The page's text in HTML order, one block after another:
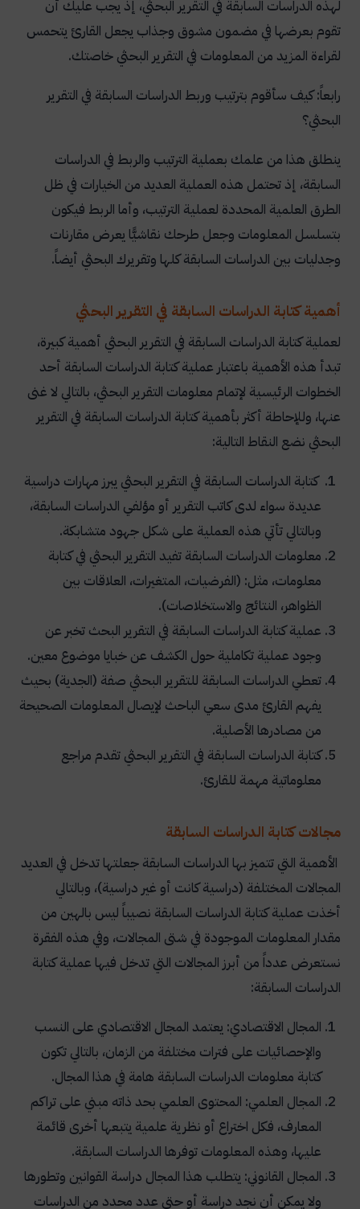
لهذه الدراسات السابقة في التقرير البحثي، إذ يجب عليك أن
تقوم بعرضها في مضمون مشوق وجذاب يجعل القارئ يتحمس
لقراءة المزيد من المعلومات في التقرير البحثي خاصتك.
رابعاً: كيف سأقوم بترتيب وربط الدراسات السابقة في التقرير
البحثي؟
ينطلق هذا من علمك بعملية الترتيب والربط في الدراسات
السابقة، إذ تحتمل هذه العملية العديد من الخيارات في ظل
الطرق العلمية المحددة لعملية الترتيب، وأما الربط فيكون
بتسلسل المعلومات وجعل طرحك نقاشيًّا يعرض مقارنات
وجدليات بين الدراسات السابقة كلها وتقريرك البحثي أيضاً.
أهمية كتابة الدراسات السابقة في التقرير البحثي
لعملية كتابة الدراسات السابقة في التقرير البحثي أهمية كبيرة،
تبدأ هذه الأهمية باعتبار عملية كتابة الدراسات السابقة أحد
الخطوات الرئيسية لإتمام معلومات التقرير البحثي، بالتالي لا غنى
عنها، وللإحاطة أكثر بأهمية كتابة الدراسات السابقة في التقرير
البحثي نضع النقاط التالية:
كتابة الدراسات السابقة في التقرير البحثي يبرز مهارات دراسية
عديدة سواء لدى كاتب التقرير أو مؤلفي الدراسات السابقة،
وبالتالي تأتي هذه العملية على شكل جهود متشابكة.
معلومات الدراسات السابقة تفيد التقرير البحثي في كتابة
معلومات، مثل: (الفرضيات، المتغيرات، العلاقات بين
الظواهر، النتائج والاستخلاصات).
عملية كتابة الدراسات السابقة في التقرير البحث تخبر عن
وجود عملية تكاملية حول الكشف عن خبايا موضوع معين.
تعطي الدراسات السابقة للتقرير البحثي صفة (الجدية) بحيث
يفهم القارئ مدى سعي الباحث لإيصال المعلومات الصحيحة
من مصادرها الأصلية.
كتابة الدراسات السابقة في التقرير البحثي تقدم مراجع
معلوماتية مهمة للقارئ.
مجالات كتابة الدراسات السابقة
الأهمية التي تتميز بها الدراسات السابقة جعلتها تدخل في العديد
المجالات المختلفة (دراسية كانت أو غير دراسية)، وبالتالي
أخذت عملية كتابة الدراسات السابقة نصيباً ليس بالهين من
مقدار المعلومات الموجودة في شتى المجالات، وفي هذه الفقرة
نستعرض عدداً من أبرز المجالات التي تدخل فيها عملية كتابة
الدراسات السابقة:
المجال الاقتصادي: يعتمد المجال الاقتصادي على النسب
والإحصائيات على فترات مختلفة من الزمان، بالتالي تكون
كتابة معلومات الدراسات السابقة هامة في هذا المجال.
المجال العلمي: المحتوى العلمي بحد ذاته مبني على تراكم
المعارف، فكل اختراع أو نظرية علمية يتبعها أخرى قائمة
عليها، وهذه المعلومات توفرها الدراسات السابقة.
المجال القانوني: يتطلب هذا المجال دراسة القوانين وتطورها
ولا يمكن أن نجد دراسة أو حتى عدد محدد من الدراسات